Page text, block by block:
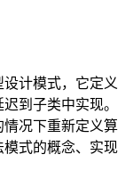
计模式，它定义
到子类中实现。
况下重新定义算
式的概念、实现